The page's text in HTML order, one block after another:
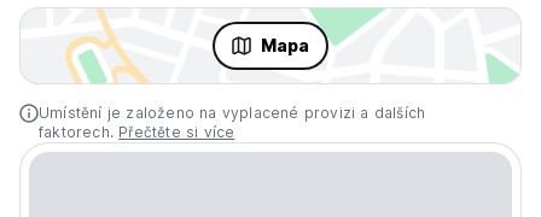
Mapa
Umístění je založeno na vyplacené provizi a dalších
faktorech. Přečtěte si více